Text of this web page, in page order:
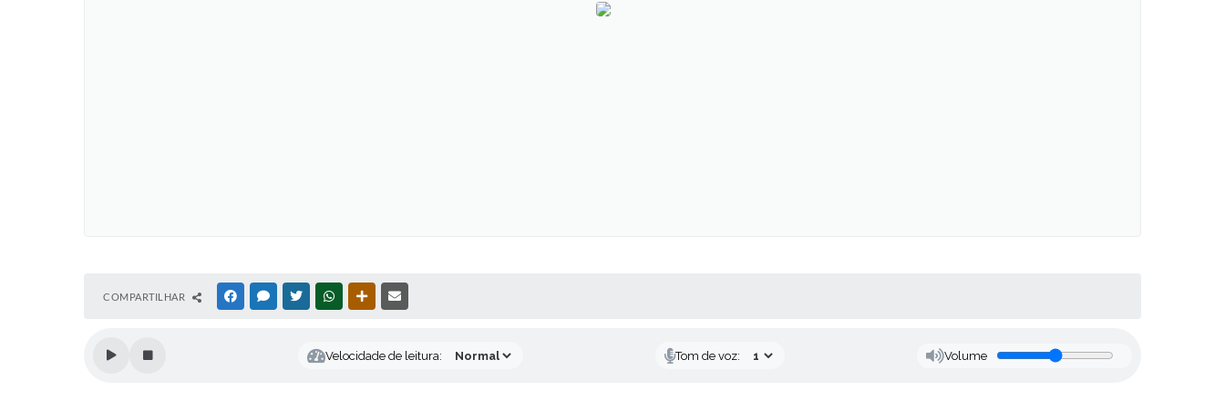
COMPARTILHAR FACEBOOKMESSENGER
TWITTERWHATSAPPOUTRAS MÍDIAS
Velocidade de leitura: Tom de voz: Volume